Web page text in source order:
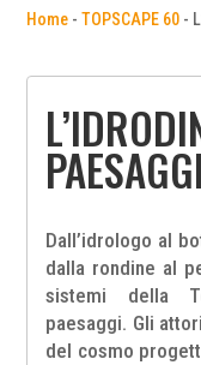
Home -TOPSCAPE 60 -
Dall’idrologo al
dalla rondine al
sistemi della
paesaggi. Gli
del cosmo